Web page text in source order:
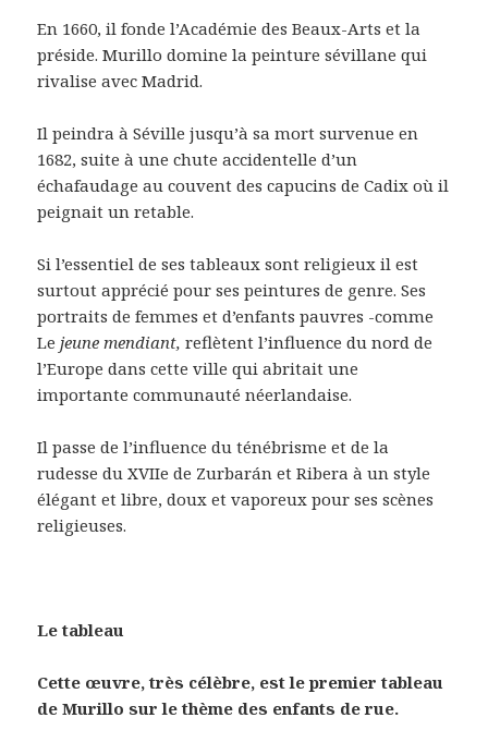
En 1660, il fonde l’Académie des Beaux-Arts et la
préside. Murillo domine la peinture sévillane qui
rivalise avec Madrid.
Il peindra à Séville jusqu’à sa mort survenue en
1682, suite à une chute accidentelle d’un
échafaudage au couvent des capucins de Cadix où il
peignait un retable.
Si l’essentiel de ses tableaux sont religieux il est
surtout apprécié pour ses peintures de genre. Ses
portraits de femmes et d’enfants pauvres -comme
Le jeune mendiant, reflètent l’influence du nord de
l’Europe dans cette ville qui abritait une
importante communauté néerlandaise.
Il passe de l’influence du ténébrisme et de la
rudesse du XVIIe de Zurbarán et Ribera à un style
élégant et libre, doux et vaporeux pour ses scènes
religieuses.
Le tableau
Cette œuvre, très célèbre, est le premier tableau
de Murillo sur le thème des enfants de rue.